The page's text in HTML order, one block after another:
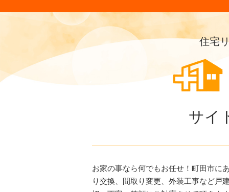
住宅
サイ
お家の事なら何でもお任せ！町田市に
り交換、間取り変更、外装工事など戸